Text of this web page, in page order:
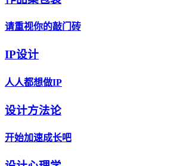
请重视你的敲门砖
IP设计
人人都想做IP
设计方法论
开始加速成长吧